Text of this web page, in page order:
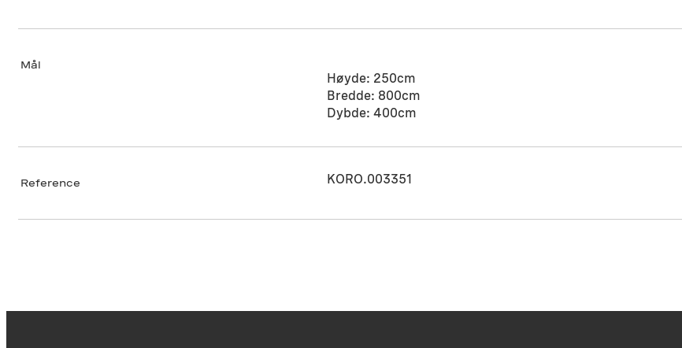
Mål
Høyde: 250cm
Bredde: 800cm
Dybde: 400cm
Reference KORO.003351